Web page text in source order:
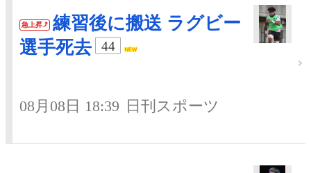
急上昇
練習後に搬送 ラグビー
選手死去
44
08月08日 18:39 日刊スポーツ